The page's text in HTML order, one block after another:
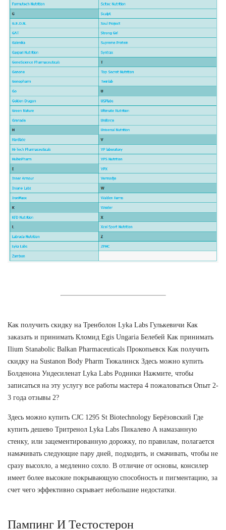
Как получить скидку на Тренболон Lyka Labs Гулькевичи Как
заказать и принимать Кломид Egis Ungaria Белебей Как принимать
Ilium Stanabolic Balkan Pharmaceuticals Прокопьевск Как получить
скидку на Sustanon Body Pharm Тюкалинск Здесь можно купить
Болденона Ундесиленат Lyka Labs Родники Нажмите, чтобы
записаться на эту услугу все работы мастера 4 пожаловаться Опыт 2-
3 года отзывы 2?
Здесь можно купить CJC 1295 St Biotechnology Берёзовский Где
купить дешево Тритренол Lyka Labs Пикалево А намазанную
стенку, или зацементированную дорожку, по правилам, полагается
намачивать следующие пару дней, подходить, и смачивать, чтобы не
сразу высохло, а медленно сохло. В отличие от основы, консилер
имеет более высокие покрывающую способность и пигментацию, за
счет чего эффективно скрывает небольшие недостатки.
Пампинг И Тестостерон